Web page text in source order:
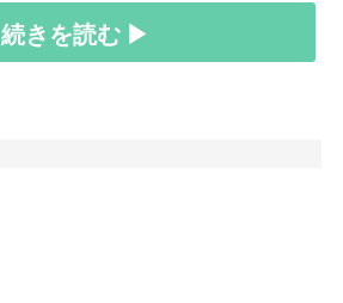
続きを読む ▶